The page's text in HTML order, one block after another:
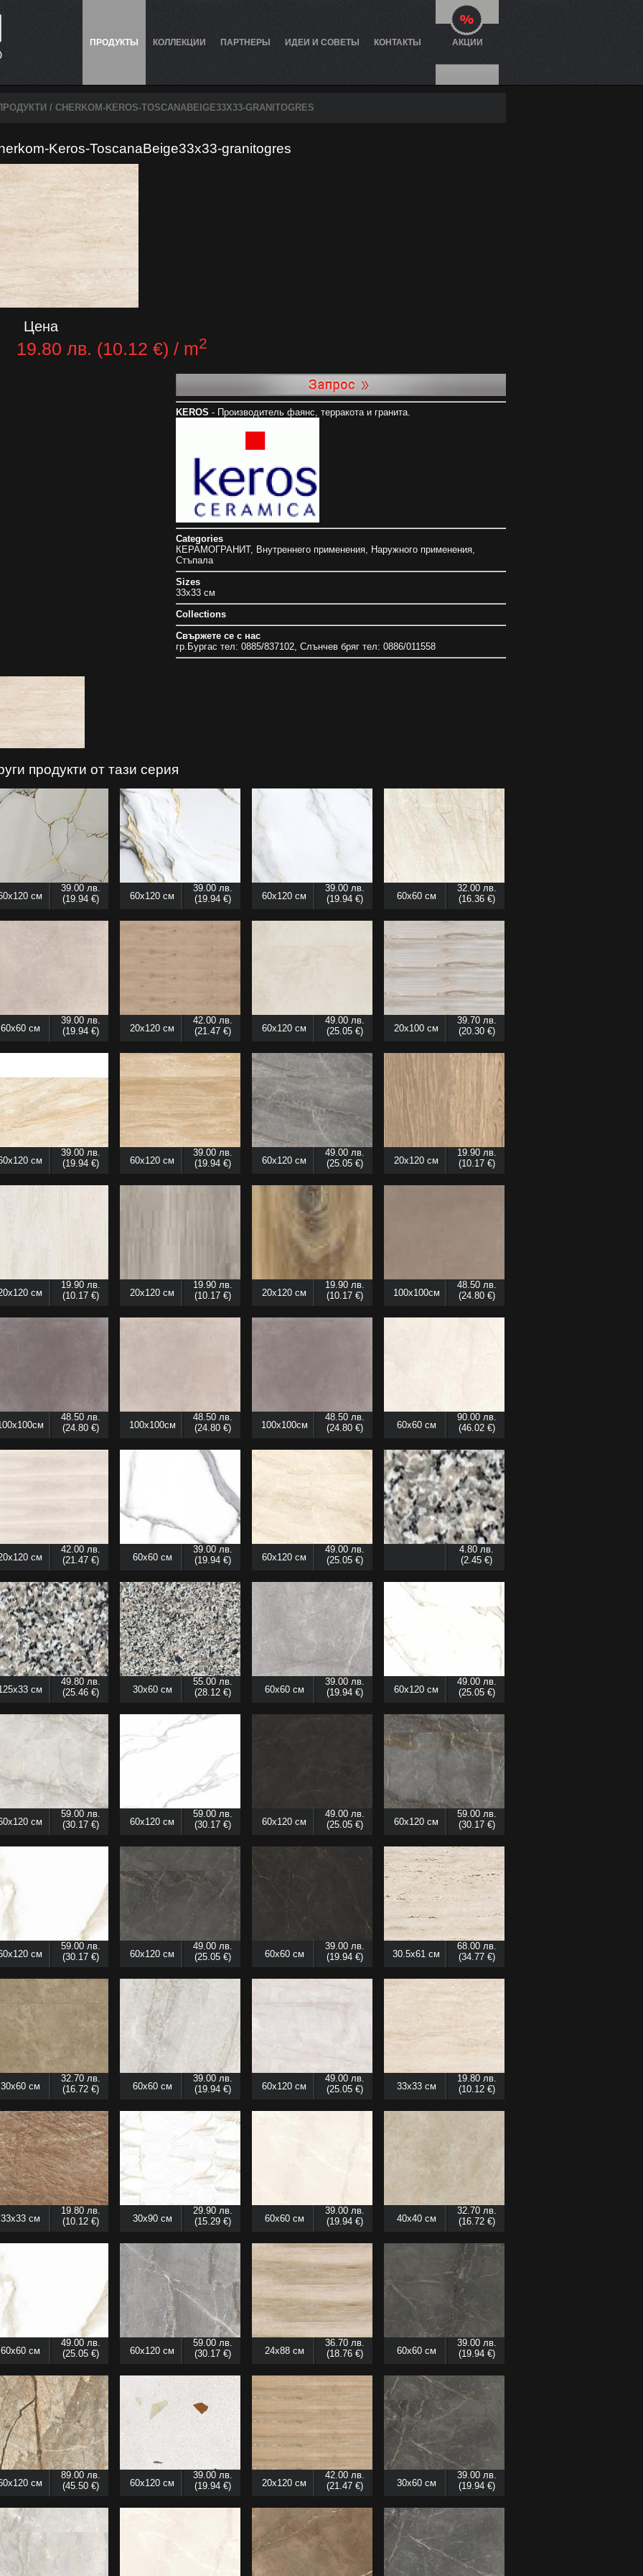
ПРОДУКТЫ КОЛЛЕКЦИИ ПАРТНЕРЫ ИДЕИ И СОВЕТЫ КОНТАКТЫ АКЦИИ
/ CHERKOM-KEROS-TOSCANABEIGE33X33-GRANITOGRES
Keros-ToscanaBeige33x33-granitogres
Цена
19.80 лв. (10.12 €) / m2
KEROS - Производитель фаянс, терракота и гранита.
Categories
КЕРАМОГРАНИТ, Внутреннего применения, Наружного применения,
Стъпала
Sizes
33x33 см
Collections
Свържете се с нас
гр.Бургас тел: 0885/837102, Слънчев бряг тел: 0886/011558
продукти от тази серия
см
39.00 лв.
(19.94 €)
60x120 см
39.00 лв.
(19.94 €)
60x120 см
39.00 лв.
(19.94 €)
60x60 см
32.00 лв.
(16.36 €)
60x60 см
39.00 лв.
(19.94 €)
20x120 см
42.00 лв.
(21.47 €)
60x120 см
49.00 лв.
(25.05 €)
20x100 см
39.70 лв.
(20.30 €)
см
39.00 лв.
(19.94 €)
60x120 см
39.00 лв.
(19.94 €)
60x120 см
49.00 лв.
(25.05 €)
20x120 см
19.90 лв.
(10.17 €)
см
19.90 лв.
(10.17 €)
20x120 см
19.90 лв.
(10.17 €)
20x120 см
19.90 лв.
(10.17 €)
100x100см
48.50 лв.
(24.80 €)
48.50 лв.
(24.80 €)
100x100см
48.50 лв.
(24.80 €)
100x100см
48.50 лв.
(24.80 €)
60x60 см
90.00 лв.
(46.02 €)
см
42.00 лв.
(21.47 €)
60x60 см
39.00 лв.
(19.94 €)
60x120 см
49.00 лв.
(25.05 €)
4.80 лв.
(2.45 €)
см
49.80 лв.
(25.46 €)
30x60 см
55.00 лв.
(28.12 €)
60x60 см
39.00 лв.
(19.94 €)
60x120 см
49.00 лв.
(25.05 €)
см
59.00 лв.
(30.17 €)
60x120 см
59.00 лв.
(30.17 €)
60x120 см
49.00 лв.
(25.05 €)
60x120 см
59.00 лв.
(30.17 €)
см
59.00 лв.
(30.17 €)
60x120 см
49.00 лв.
(25.05 €)
60x60 см
39.00 лв.
(19.94 €)
30.5x61 см
68.00 лв.
(34.77 €)
30x60 см
32.70 лв.
(16.72 €)
60x60 см
39.00 лв.
(19.94 €)
60x120 см
49.00 лв.
(25.05 €)
33x33 см
19.80 лв.
(10.12 €)
33x33 см
19.80 лв.
(10.12 €)
30x90 см
29.90 лв.
(15.29 €)
60x60 см
39.00 лв.
(19.94 €)
40x40 см
32.70 лв.
(16.72 €)
60x60 см
49.00 лв.
(25.05 €)
60x120 см
59.00 лв.
(30.17 €)
24x88 см
36.70 лв.
(18.76 €)
60x60 см
39.00 лв.
(19.94 €)
см
89.00 лв.
(45.50 €)
60x120 см
39.00 лв.
(19.94 €)
20x120 см
42.00 лв.
(21.47 €)
30x60 см
39.00 лв.
(19.94 €)